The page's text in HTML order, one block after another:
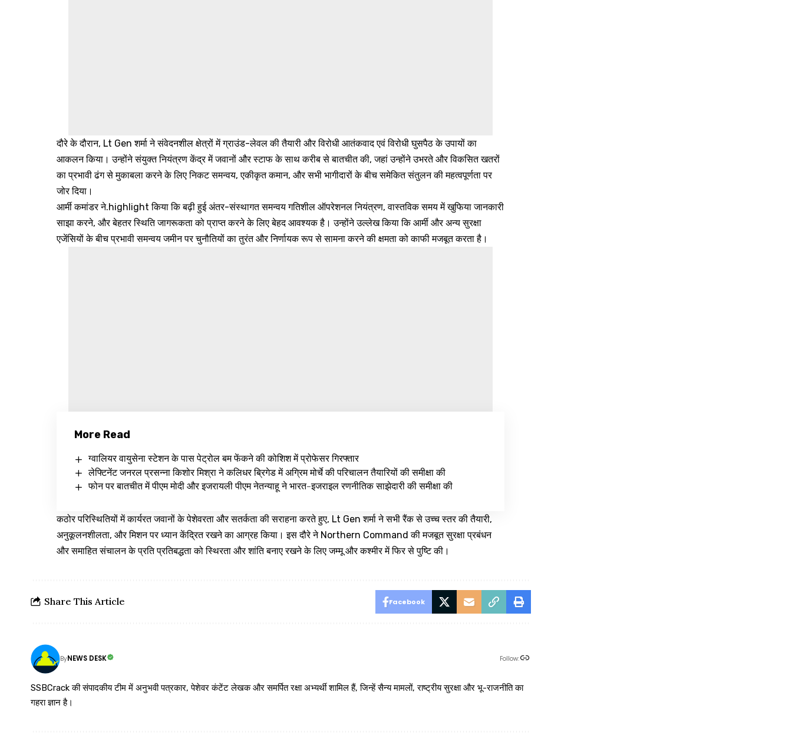
दौरे के दौरान, Lt Gen शर्मा ने संवेदनशील क्षेत्रों में ग्राउंड-लेवल की तैयारी और विरोधी आतंकवाद एवं विरोधी घुसपैठ के उपायों का
आकलन किया। उन्होंने संयुक्त नियंत्रण केंद्र में जवानों और स्टाफ के साथ करीब से बातचीत की, जहां उन्होंने उभरते और विकसित खतरों
का प्रभावी ढंग से मुकाबला करने के लिए निकट समन्वय, एकीकृत कमान, और सभी भागीदारों के बीच समेकित संतुलन की महत्वपूर्णता पर
जोर दिया।
आर्मी कमांडर ने.highlight किया कि बढ़ी हुई अंतर-संस्थागत समन्वय गतिशील ऑपरेशनल नियंत्रण, वास्तविक समय में खुफिया जानकारी
साझा करने, और बेहतर स्थिति जागरूकता को प्राप्त करने के लिए बेहद आवश्यक है। उन्होंने उल्लेख किया कि आर्मी और अन्य सुरक्षा
एजेंसियों के बीच प्रभावी समन्वय जमीन पर चुनौतियों का तुरंत और निर्णायक रूप से सामना करने की क्षमता को काफी मजबूत करता है।
More Read
ग्वालियर वायुसेना स्टेशन के पास पेट्रोल बम फेंकने की कोशिश में प्रोफेसर गिरफ्तार
लेफ्टिनेंट जनरल प्रसन्ना किशोर मिश्रा ने कलिधर ब्रिगेड में अग्रिम मोर्चे की परिचालन तैयारियों की समीक्षा की
फोन पर बातचीत में पीएम मोदी और इजरायली पीएम नेतन्याहू ने भारत-इजराइल रणनीतिक साझेदारी की समीक्षा की
कठोर परिस्थितियों में कार्यरत जवानों के पेशेवरता और सतर्कता की सराहना करते हुए, Lt Gen शर्मा ने सभी रैंक से उच्च स्तर की तैयारी,
अनुकूलनशीलता, और मिशन पर ध्यान केंद्रित रखने का आग्रह किया। इस दौरे ने Northern Command की मजबूत सुरक्षा प्रबंधन
और समाहित संचालन के प्रति प्रतिबद्धता को स्थिरता और शांति बनाए रखने के लिए जम्मू और कश्मीर में फिर से पुष्टि की।
Share This Article Facebook
ByNEWS DESK Follow:
SSBCrack की संपादकीय टीम में अनुभवी पत्रकार, पेशेवर कंटेंट लेखक और समर्पित रक्षा अभ्यर्थी शामिल हैं, जिन्हें सैन्य मामलों, राष्ट्रीय सुरक्षा और भू-राजनीति का
गहरा ज्ञान है।